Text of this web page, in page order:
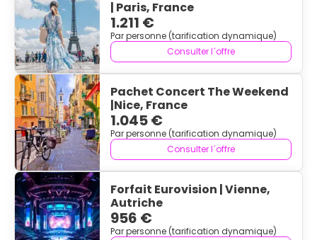
| Paris, France
1.211 €
Par personne (tarification dynamique)
Consulter l´offre
Pachet Concert The Weekend
|Nice, France
1.045 €
Par personne (tarification dynamique)
Consulter l´offre
Forfait Eurovision | Vienne,
Autriche
956 €
Par personne (tarification dynamique)